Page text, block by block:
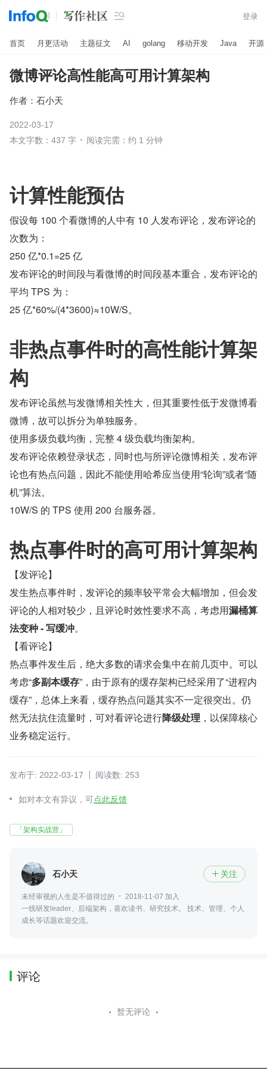
 登录
首页 月更活动 主题征文 AI golang 移动开发 Java 开源
微博评论高性能高可用计算架构
作者： 石小天
2022-03-17
本文字数：437 字
阅读完需：约 1 分钟
计算性能预估
假设每 100 个看微博的人中有 10 人发布评论，发布评论的
次数为：
250 亿*0.1=25 亿
发布评论的时间段与看微博的时间段基本重合，发布评论的
平均 TPS 为：
25 亿*60%/(4*3600)≈10W/S。
非热点事件时的高性能计算架
构
发布评论虽然与发微博相关性大，但其重要性低于发微博看
微博，故可以拆分为单独服务。
使用多级负载均衡，完整 4 级负载均衡架构。
发布评论依赖登录状态，同时也与所评论微博相关，发布评
论也有热点问题，因此不能使用哈希应当使用“轮询”或者“随
机”算法。
10W/S 的 TPS 使用 200 台服务器。
热点事件时的高可用计算架构
【发评论】
发生热点事件时，发评论的频率较平常会大幅增加，但会发
评论的人相对较少，且评论时效性要求不高，考虑用漏桶算
法变种 - 写缓冲。
【看评论】
热点事件发生后，绝大多数的请求会集中在前几页中。可以
考虑“多副本缓存”，由于原有的缓存架构已经采用了“进程内
缓存”，总体上来看，缓存热点问题其实不一定很突出。仍
然无法抗住流量时，可对看评论进行降级处理 ，以保障核心
业务稳定运行。
发布于: 2022-03-17 阅读数: 253
如对本文有异议，可点此反馈
「架构实战营」
石小天  关注
未经审视的人生是不值得过的
2018-11-07 加入
一线研发leader、后端架构，喜欢读书、研究技术。 技术、管理、个人
成长等话题欢迎交流。
评论
暂无评论